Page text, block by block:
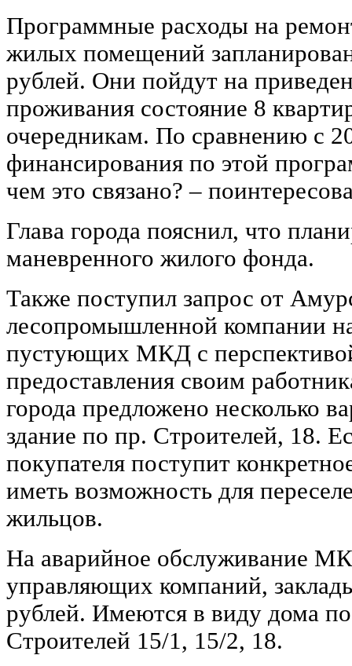
Программные расходы на
жилых помещений
рублей. Они пойдут на
проживания состояние 8
очередникам. По сравнению с
финансирования по этой
чем это связано? –
Глава города пояснил, что
маневренного жилого фонда.
Также поступил запрос от
лесопромышленной компании
пустующих МКД с
предоставления своим
города предложено несколько
здание по пр. Строителей, 18.
покупателя поступит
иметь возможность для
жильцов.
На аварийное обслуживание
управляющих компаний,
рублей. Имеются в виду дома
Строителей 15/1, 15/2, 18.